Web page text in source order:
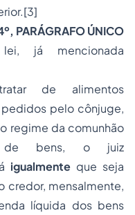
[3]
PARÁGRAFO ÚNICO
já mencionada
de alimentos
pedidos pelo cônjuge,
regime da comunhão
de bens, o juiz
igualmente que seja
credor, mensalmente,
líquida dos bens